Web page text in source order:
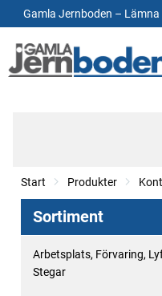
Gamla Jernboden –
Start Produkter
Sortiment
Arbetsplats, Förvaring,
Stegar